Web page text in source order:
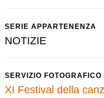
SERIE APPARTENENZA
NOTIZIE
SERVIZIO FOTOGRAFICO
XI Festival della